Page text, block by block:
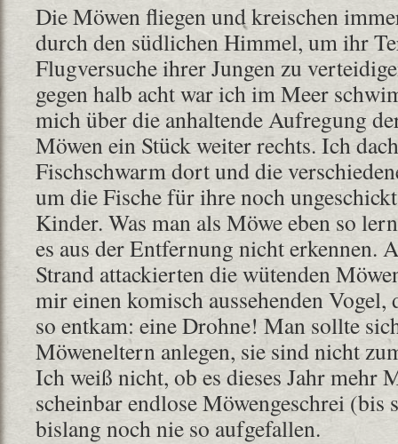
Die Möwen fliegen und kreischen
durch den südlichen Himmel, um ihr
Flugversuche ihrer Jungen zu
gegen halb acht war ich im Meer
mich über die anhaltende Aufregung
Möwen ein Stück weiter rechts. Ich
Fischschwarm dort und die
um die Fische für ihre noch
Kinder. Was man als Möwe eben so
es aus der Entfernung nicht erkennen.
Strand attackierten die wütenden
mir einen komisch aussehenden Vogel,
so entkam: eine Drohne! Man sollte
Möweneltern anlegen, sie sind nicht
Ich weiß nicht, ob es dieses Jahr mehr
scheinbar endlose Möwengeschrei (bis
bislang noch nie so aufgefallen.